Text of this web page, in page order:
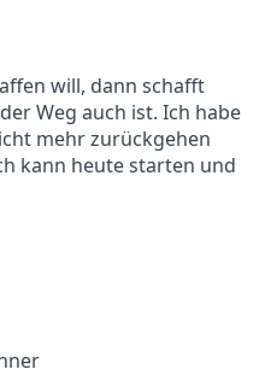
will, dann schafft
Weg auch ist. Ich habe
mehr zurückgehen
kann heute starten und